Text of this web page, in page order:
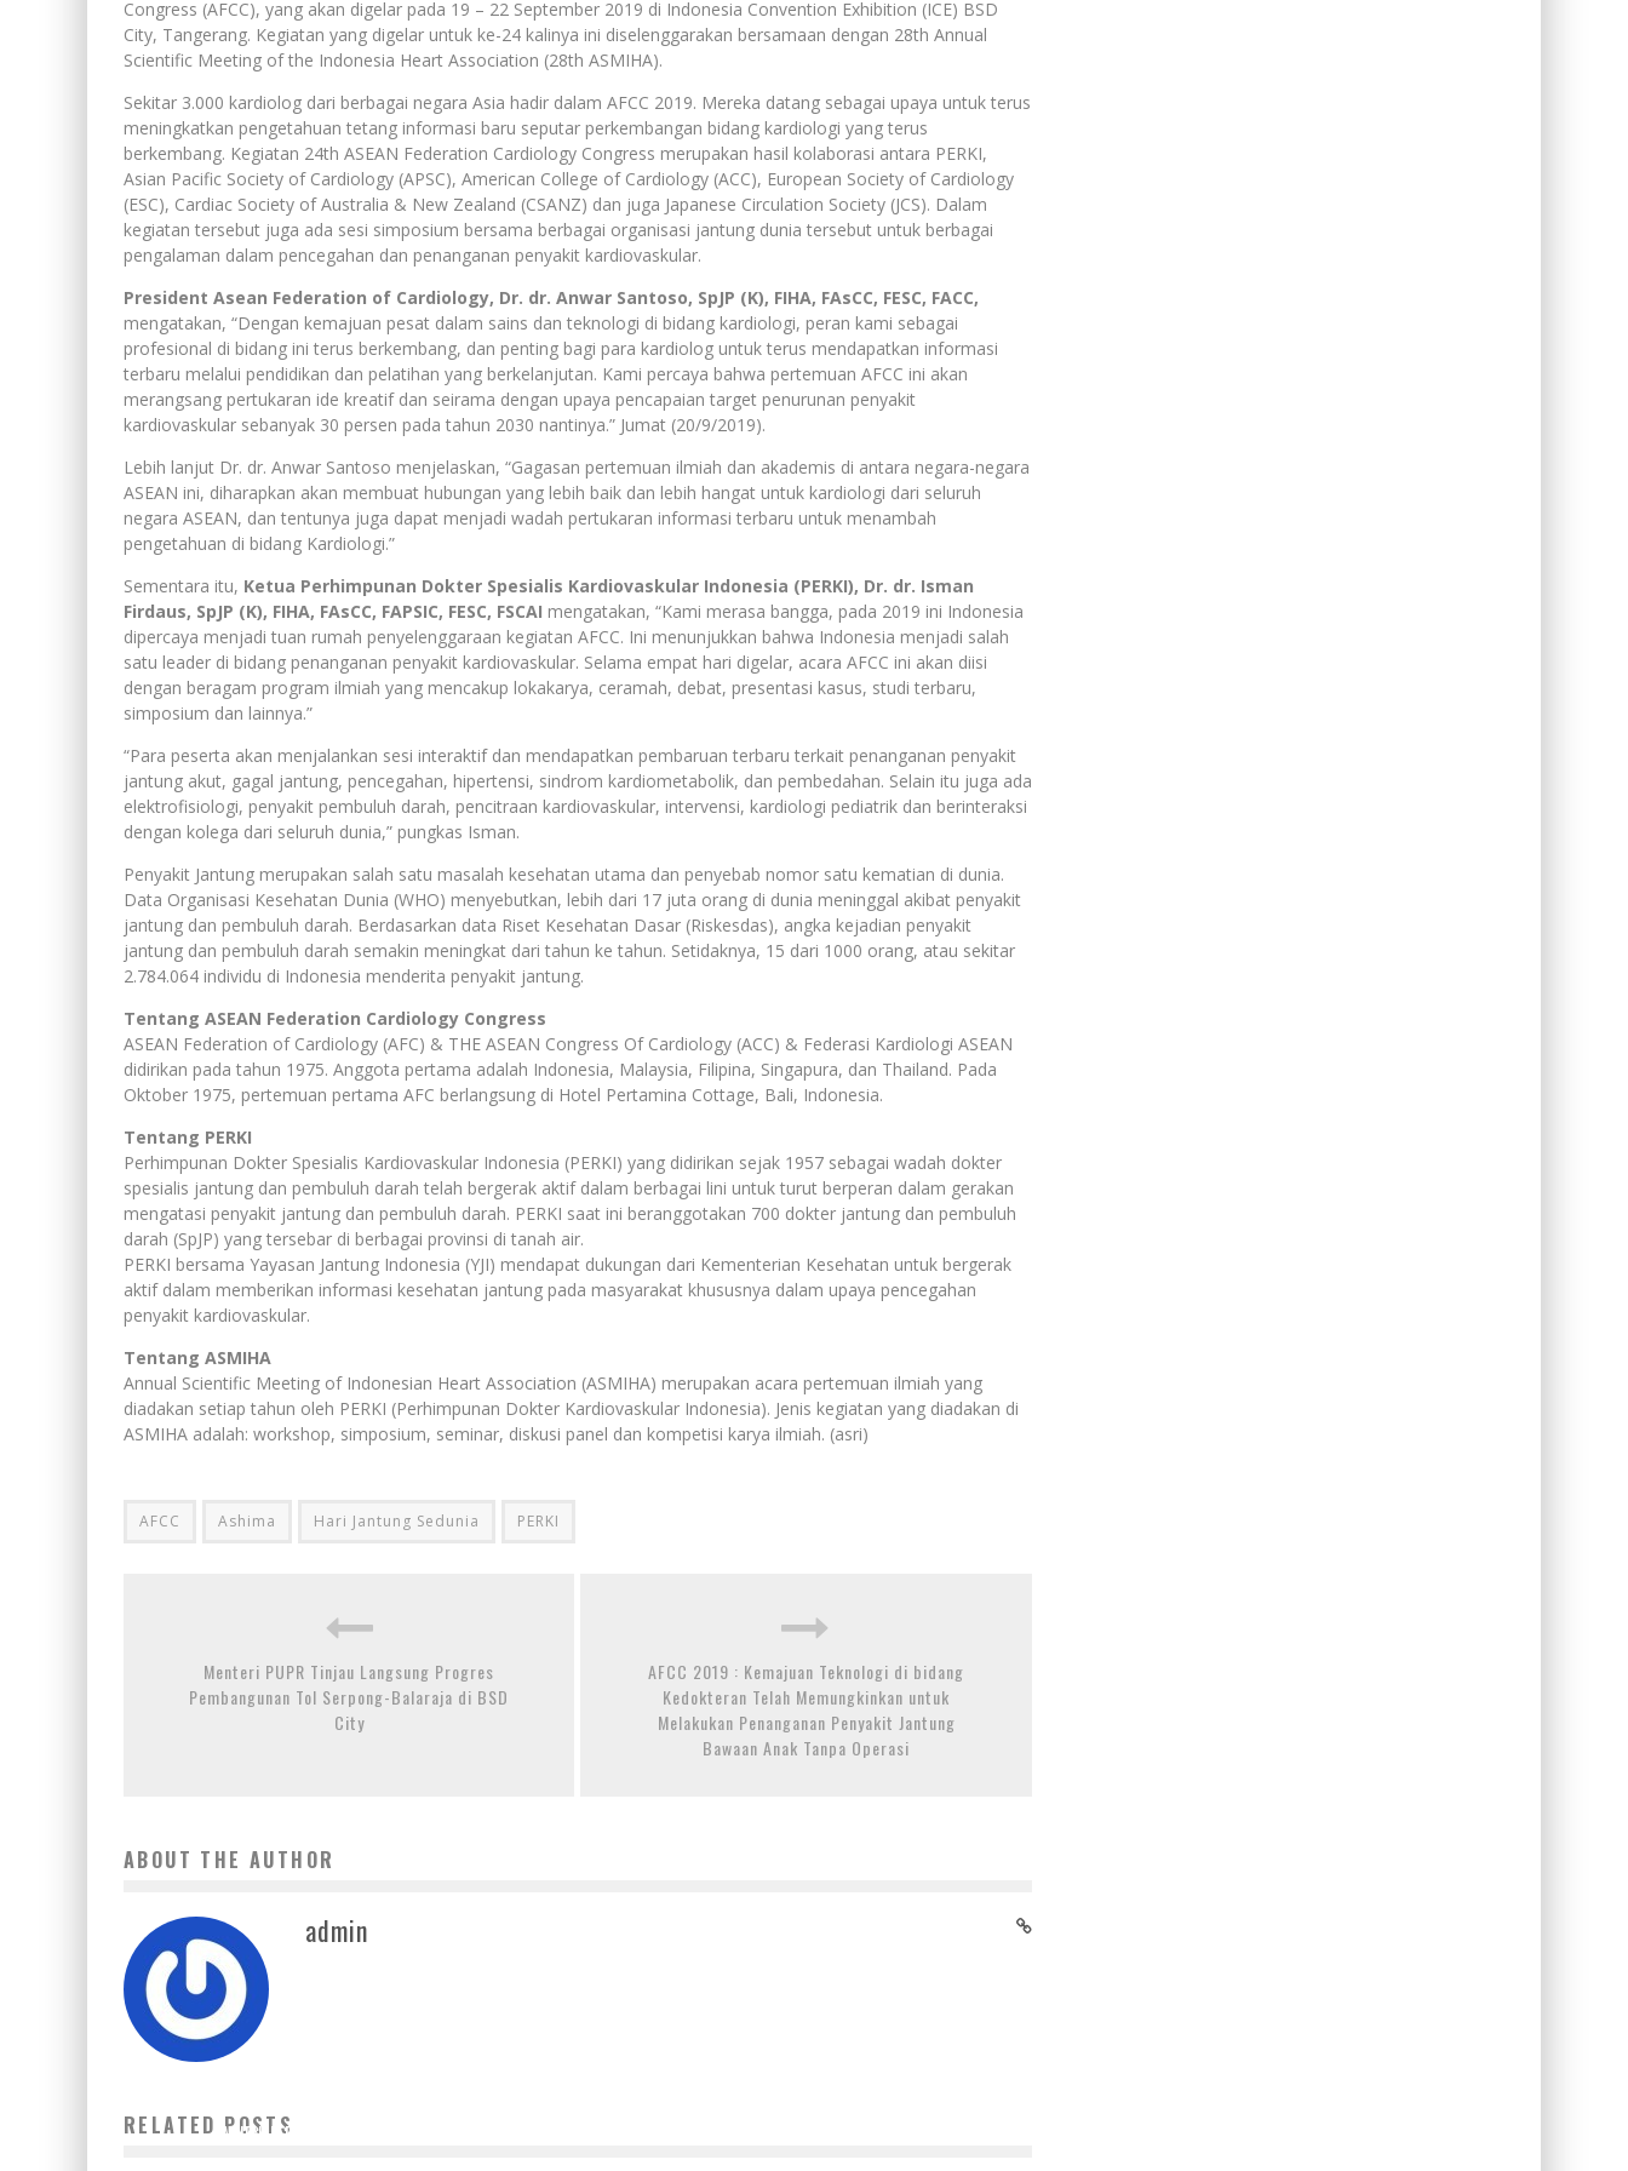
Congress (AFCC), yang akan digelar pada 19 – 22 September 2019 di Indonesia Convention Exhibition (ICE) BSD
City, Tangerang. Kegiatan yang digelar untuk ke-24 kalinya ini diselenggarakan bersamaan dengan 28th Annual
Scientific Meeting of the Indonesia Heart Association (28th ASMIHA).
Sekitar 3.000 kardiolog dari berbagai negara Asia hadir dalam AFCC 2019. Mereka datang sebagai upaya untuk terus
meningkatkan pengetahuan tetang informasi baru seputar perkembangan bidang kardiologi yang terus
berkembang. Kegiatan 24th ASEAN Federation Cardiology Congress merupakan hasil kolaborasi antara PERKI,
Asian Pacific Society of Cardiology (APSC), American College of Cardiology (ACC), European Society of Cardiology
(ESC), Cardiac Society of Australia & New Zealand (CSANZ) dan juga Japanese Circulation Society (JCS). Dalam
kegiatan tersebut juga ada sesi simposium bersama berbagai organisasi jantung dunia tersebut untuk berbagai
pengalaman dalam pencegahan dan penanganan penyakit kardiovaskular.
President Asean Federation of Cardiology, Dr. dr. Anwar Santoso, SpJP (K), FIHA, FAsCC, FESC, FACC,
mengatakan, “Dengan kemajuan pesat dalam sains dan teknologi di bidang kardiologi, peran kami sebagai
profesional di bidang ini terus berkembang, dan penting bagi para kardiolog untuk terus mendapatkan informasi
terbaru melalui pendidikan dan pelatihan yang berkelanjutan. Kami percaya bahwa pertemuan AFCC ini akan
merangsang pertukaran ide kreatif dan seirama dengan upaya pencapaian target penurunan penyakit
kardiovaskular sebanyak 30 persen pada tahun 2030 nantinya.” Jumat (20/9/2019).
Lebih lanjut Dr. dr. Anwar Santoso menjelaskan, “Gagasan pertemuan ilmiah dan akademis di antara negara-negara
ASEAN ini, diharapkan akan membuat hubungan yang lebih baik dan lebih hangat untuk kardiologi dari seluruh
negara ASEAN, dan tentunya juga dapat menjadi wadah pertukaran informasi terbaru untuk menambah
pengetahuan di bidang Kardiologi.”
Sementara itu, Ketua Perhimpunan Dokter Spesialis Kardiovaskular Indonesia (PERKI), Dr. dr. Isman
Firdaus, SpJP (K), FIHA, FAsCC, FAPSIC, FESC, FSCAI mengatakan, “Kami merasa bangga, pada 2019 ini Indonesia
dipercaya menjadi tuan rumah penyelenggaraan kegiatan AFCC. Ini menunjukkan bahwa Indonesia menjadi salah
satu leader di bidang penanganan penyakit kardiovaskular. Selama empat hari digelar, acara AFCC ini akan diisi
dengan beragam program ilmiah yang mencakup lokakarya, ceramah, debat, presentasi kasus, studi terbaru,
simposium dan lainnya.”
“Para peserta akan menjalankan sesi interaktif dan mendapatkan pembaruan terbaru terkait penanganan penyakit
jantung akut, gagal jantung, pencegahan, hipertensi, sindrom kardiometabolik, dan pembedahan. Selain itu juga ada
elektrofisiologi, penyakit pembuluh darah, pencitraan kardiovaskular, intervensi, kardiologi pediatrik dan berinteraksi
dengan kolega dari seluruh dunia,” pungkas Isman.
Penyakit Jantung merupakan salah satu masalah kesehatan utama dan penyebab nomor satu kematian di dunia.
Data Organisasi Kesehatan Dunia (WHO) menyebutkan, lebih dari 17 juta orang di dunia meninggal akibat penyakit
jantung dan pembuluh darah. Berdasarkan data Riset Kesehatan Dasar (Riskesdas), angka kejadian penyakit
jantung dan pembuluh darah semakin meningkat dari tahun ke tahun. Setidaknya, 15 dari 1000 orang, atau sekitar
2.784.064 individu di Indonesia menderita penyakit jantung.
Tentang ASEAN Federation Cardiology Congress
ASEAN Federation of Cardiology (AFC) & THE ASEAN Congress Of Cardiology (ACC) & Federasi Kardiologi ASEAN
didirikan pada tahun 1975. Anggota pertama adalah Indonesia, Malaysia, Filipina, Singapura, dan Thailand. Pada
Oktober 1975, pertemuan pertama AFC berlangsung di Hotel Pertamina Cottage, Bali, Indonesia.
Tentang PERKI
Perhimpunan Dokter Spesialis Kardiovaskular Indonesia (PERKI) yang didirikan sejak 1957 sebagai wadah dokter
spesialis jantung dan pembuluh darah telah bergerak aktif dalam berbagai lini untuk turut berperan dalam gerakan
mengatasi penyakit jantung dan pembuluh darah. PERKI saat ini beranggotakan 700 dokter jantung dan pembuluh
darah (SpJP) yang tersebar di berbagai provinsi di tanah air.
PERKI bersama Yayasan Jantung Indonesia (YJI) mendapat dukungan dari Kementerian Kesehatan untuk bergerak
aktif dalam memberikan informasi kesehatan jantung pada masyarakat khususnya dalam upaya pencegahan
penyakit kardiovaskular.
Tentang ASMIHA
Annual Scientific Meeting of Indonesian Heart Association (ASMIHA) merupakan acara pertemuan ilmiah yang
diadakan setiap tahun oleh PERKI (Perhimpunan Dokter Kardiovaskular Indonesia). Jenis kegiatan yang diadakan di
ASMIHA adalah: workshop, simposium, seminar, diskusi panel dan kompetisi karya ilmiah. (asri)
AFCC Ashima Hari Jantung Sedunia PERKI
Menteri PUPR Tinjau Langsung Progres
Pembangunan Tol Serpong-Balaraja di BSD
City
AFCC 2019 : Kemajuan Teknologi di bidang
Kedokteran Telah Memungkinkan untuk
Melakukan Penanganan Penyakit Jantung
Bawaan Anak Tanpa Operasi
ABOUT THE AUTHOR
admin
RELATED POSTSPASIEN JADI DUTA JANTUNG SEHAT